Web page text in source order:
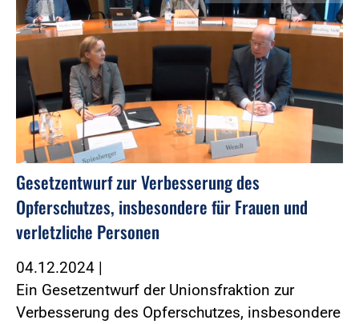
Gesetzentwurf zur Verbesserung des
Opferschutzes, insbesondere für Frauen und
verletzliche Personen
04.12.2024 |
Ein Gesetzentwurf der Unionsfraktion zur
Verbesserung des Opferschutzes, insbesondere